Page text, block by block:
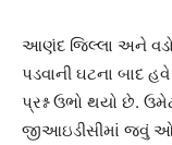
આણંદ જિલ્લા અને
પડવાની ઘટના બાદ
પ્રશ્ન ઉભો થયો છે.
જીઆઇડીસીમાં જવું